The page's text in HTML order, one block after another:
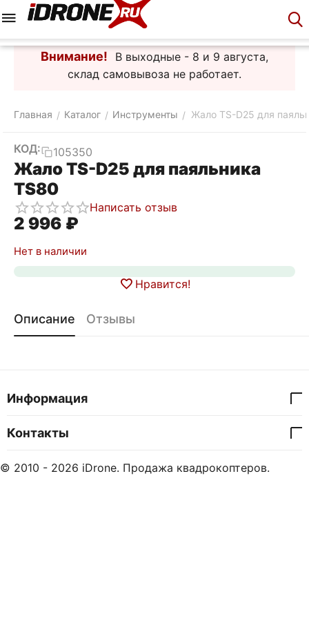
Внимание!
В выходные - 8 и 9 августа,
склад самовывоза не работает.
Главная / Каталог / Инструменты / Жало TS-D25 для
КОД: 105350
Жало TS-D25 для паяльника
TS80
Написать отзыв
2 996 ₽
Нет в наличии
Нравится!
Описание Отзывы
Информация
Контакты
© 2010 - 2026 iDrone. Продажа квадрокоптеров.
Корзина